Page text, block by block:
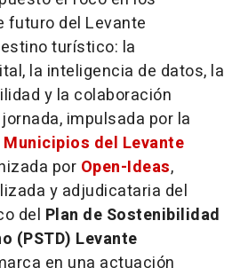
futuro del Levante
turístico: la
la inteligencia de datos, la
y la colaboración
impulsada por la
del Levante
por Open-Ideas,
y adjudicataria del
del Plan de Sostenibilidad
(PSTD) Levante
en una actuación